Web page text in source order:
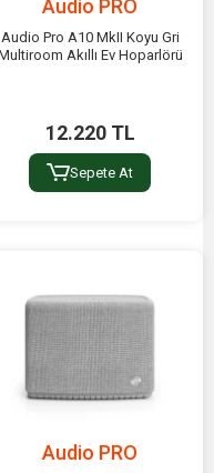
Audio PRO
Audio Pro A10 MkII Koyu Gri
Akıllı Ev Hoparlörü
12.220 TL
Sepete At
Audio PRO